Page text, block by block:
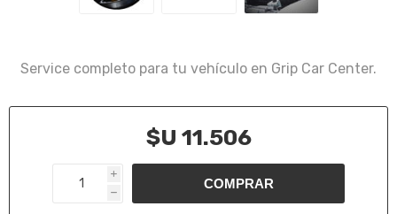
Service completo para tu vehículo en Grip Car Center.
$U 11.506
i
h